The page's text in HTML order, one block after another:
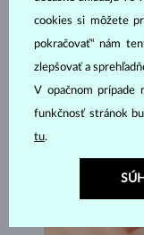
cookies si môžete
pokračovať“ nám
zlepšovať a
V opačnom prípade
funkčnosť stránok
tu.